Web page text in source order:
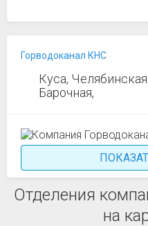
Горводоканал КНС
Куса,
Барочная,
Отделения
на